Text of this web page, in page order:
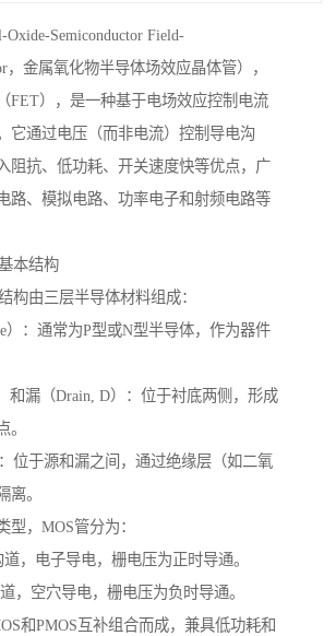
Oxide-Semiconductor Field-
，金属氧化物半导体场效应晶体管），
FET），是一种基于电场效应控制电流
它通过电压（而非电流）控制导电沟
阻抗、低功耗、开关速度快等优点，广
路、模拟电路、功率电子和射频电路等
本结构
构由三层半导体材料组成：
）：通常为P型或N型半导体，作为器件
和漏（Drain, D）：位于衬底两侧，形成
。
位于源和漏之间，通过绝缘层（如二氧
离。
型，MOS管分为：
，电子导电，栅电压为正时导通。
，空穴导电，栅电压为负时导通。
和PMOS互补组合而成，兼具低功耗和